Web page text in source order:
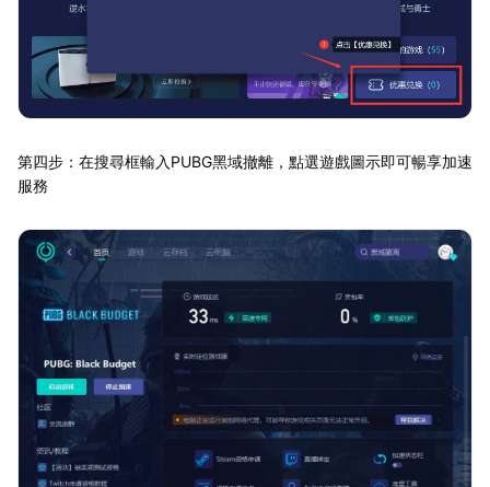
第四步：在搜尋框輸入PUBG黑域撤離，點選遊戲圖示即可暢享加速
服務